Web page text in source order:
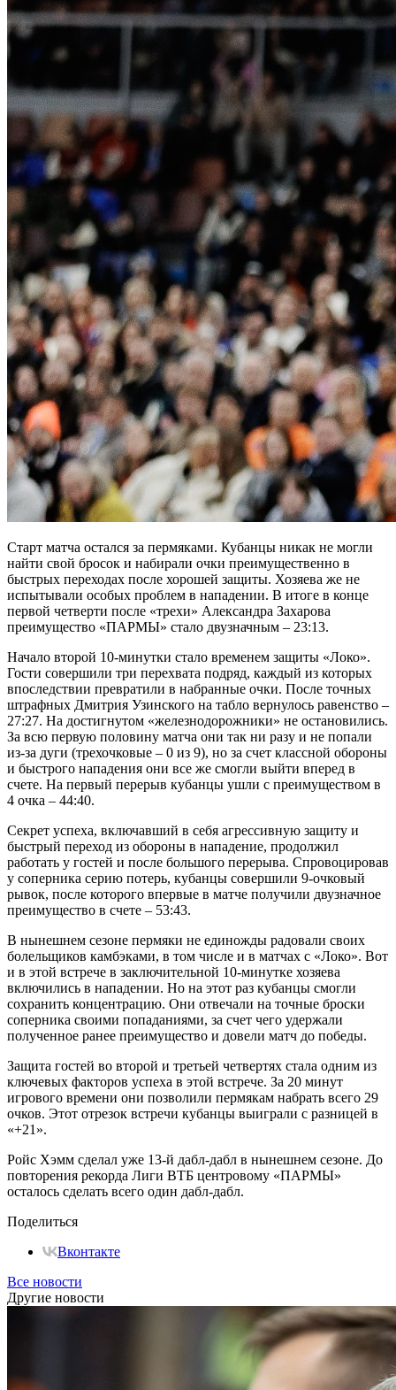
Старт матча остался за пермяками. Кубанцы никак не могли
найти свой бросок и набирали очки преимущественно в
быстрых переходах после хорошей защиты. Хозяева же не
испытывали особых проблем в нападении. В итоге в конце
первой четверти после «трехи» Александра Захарова
преимущество «ПАРМЫ» стало двузначным – 23:13.
Начало второй 10-минутки стало временем защиты «Локо».
Гости совершили три перехвата подряд, каждый из которых
впоследствии превратили в набранные очки. После точных
штрафных Дмитрия Узинского на табло вернулось равенство –
27:27. На достигнутом «железнодорожники» не остановились.
За всю первую половину матча они так ни разу и не попали
из-за дуги (трехочковые – 0 из 9), но за счет классной обороны
и быстрого нападения они все же смогли выйти вперед в
счете. На первый перерыв кубанцы ушли с преимуществом в
4 очка – 44:40.
Секрет успеха, включавший в себя агрессивную защиту и
быстрый переход из обороны в нападение, продолжил
работать у гостей и после большого перерыва. Спровоцировав
у соперника серию потерь, кубанцы совершили 9-очковый
рывок, после которого впервые в матче получили двузначное
преимущество в счете – 53:43.
В нынешнем сезоне пермяки не единожды радовали своих
болельщиков камбэками, в том числе и в матчах с «Локо». Вот
и в этой встрече в заключительной 10-минутке хозяева
включились в нападении. Но на этот раз кубанцы смогли
сохранить концентрацию. Они отвечали на точные броски
соперника своими попаданиями, за счет чего удержали
полученное ранее преимущество и довели матч до победы.
Защита гостей во второй и третьей четвертях стала одним из
ключевых факторов успеха в этой встрече. За 20 минут
игрового времени они позволили пермякам набрать всего 29
очков. Этот отрезок встречи кубанцы выиграли с разницей в
«+21».
Ройс Хэмм сделал уже 13-й дабл-дабл в нынешнем сезоне. До
повторения рекорда Лиги ВТБ центровому «ПАРМЫ»
осталось сделать всего один дабл-дабл.
Поделиться
Вконтакте
Все новости
Другие новости